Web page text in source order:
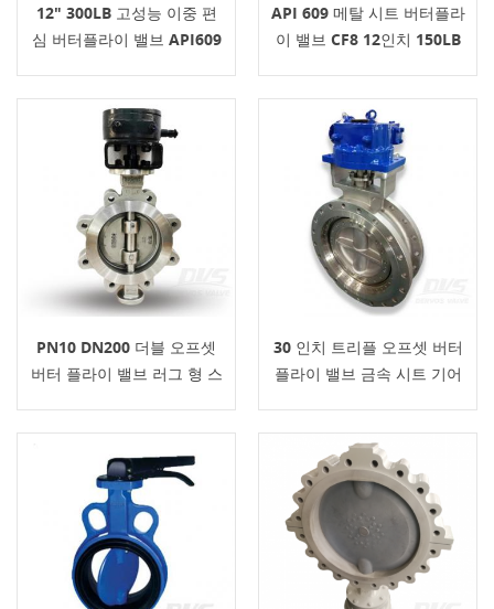
12" 300LB 고성능 이중 편
심 버터플라이 밸브 API609
API 609 메탈 시트 버터플라
이 밸브 CF8 12인치 150LB
PN10 DN200 더블 오프셋
버터 플라이 밸브 러그 형 스
30 인치 트리플 오프셋 버터
플라이 밸브 금속 시트 기어